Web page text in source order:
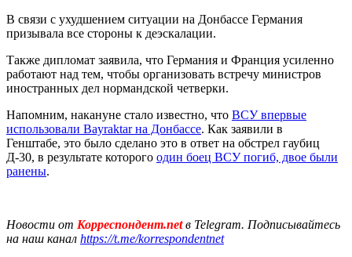
В связи с ухудшением ситуации на Донбассе Германия
призывала все стороны к деэскалации.
Также дипломат заявила, что Германия и Франция усиленно
работают над тем, чтобы организовать встречу министров
иностранных дел нормандской четверки.
Напомним, накануне стало известно, что ВСУ впервые
использовали Bayraktar на Донбассе. Как заявили в
Генштабе, это было сделано это в ответ на обстрел гаубиц
Д-30, в результате которого один боец ВСУ погиб, двое были
ранены.
Новости от Корреспондент.netв Telegram. Подписывайтесь
на наш канал https://t.me/korrespondentnet